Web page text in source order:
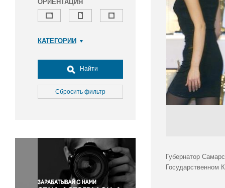
ОРИЕНТАЦИЯ
КАТЕГОРИИ
Досуг, туризм и отдых
Культура
Медицина
Окружающая среда
Политика
Правосудие
Происшествия и конфликты
Найти
Сбросить фильтр
Губернатор
Государственном